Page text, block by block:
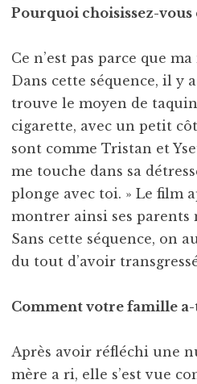
Pourquoi choisissez-
Ce n’est pas parce que
Dans cette séquence, il y
trouve le moyen de
cigarette, avec un petit
sont comme Tristan et
me touche dans sa
plonge avec toi. » Le film
montrer ainsi ses parents
Sans cette séquence, on
du tout d’avoir
Comment votre famille
Après avoir réfléchi une
mère a ri, elle s’est vue